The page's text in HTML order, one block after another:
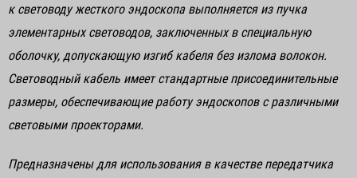
к световоду жесткого эндоскопа выполняется из пучка
элементарных световодов, заключенных в специальную
оболочку, допускающую изгиб кабеля без излома волокон.
Световодный кабель имеет стандартные присоединительные
размеры, обеспечивающие работу эндоскопов с различными
световыми проекторами.
Предназначены для использования в качестве передатчика